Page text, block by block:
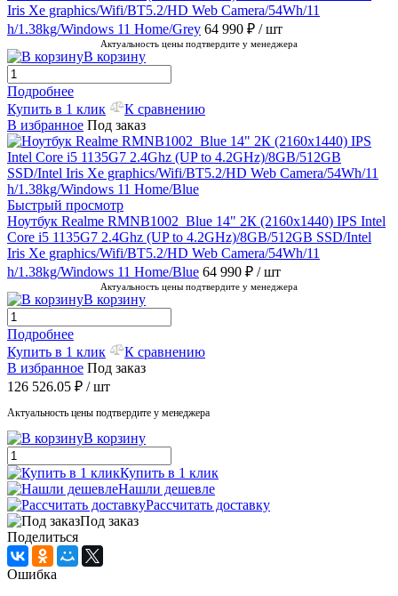
Iris Xe graphics/Wifi/BT5.2/HD Web Camera/54Wh/11
h/1.38kg/Windows 11 Home/Grey 64 990 ₽ / шт
Актуальность цены подтвердите у менеджера
В корзину
Подробнее
Купить в 1 клик
К сравнению
В избранное Под заказ
Быстрый просмотр
Ноутбук Realme RMNB1002_Blue 14" 2К (2160x1440) IPS Intel
Core i5 1135G7 2.4Ghz (UP to 4.2GHz)/8GB/512GB SSD/Intel
Iris Xe graphics/Wifi/BT5.2/HD Web Camera/54Wh/11
h/1.38kg/Windows 11 Home/Blue 64 990 ₽ / шт
Актуальность цены подтвердите у менеджера
В корзину
Подробнее
Купить в 1 клик
К сравнению
В избранное Под заказ
126 526.05 ₽ / шт
Актуальность цены подтвердите у менеджера
В корзину
Купить в 1 клик
Нашли дешевле
Рассчитать доставку
Под заказ
Поделиться
Ошибка